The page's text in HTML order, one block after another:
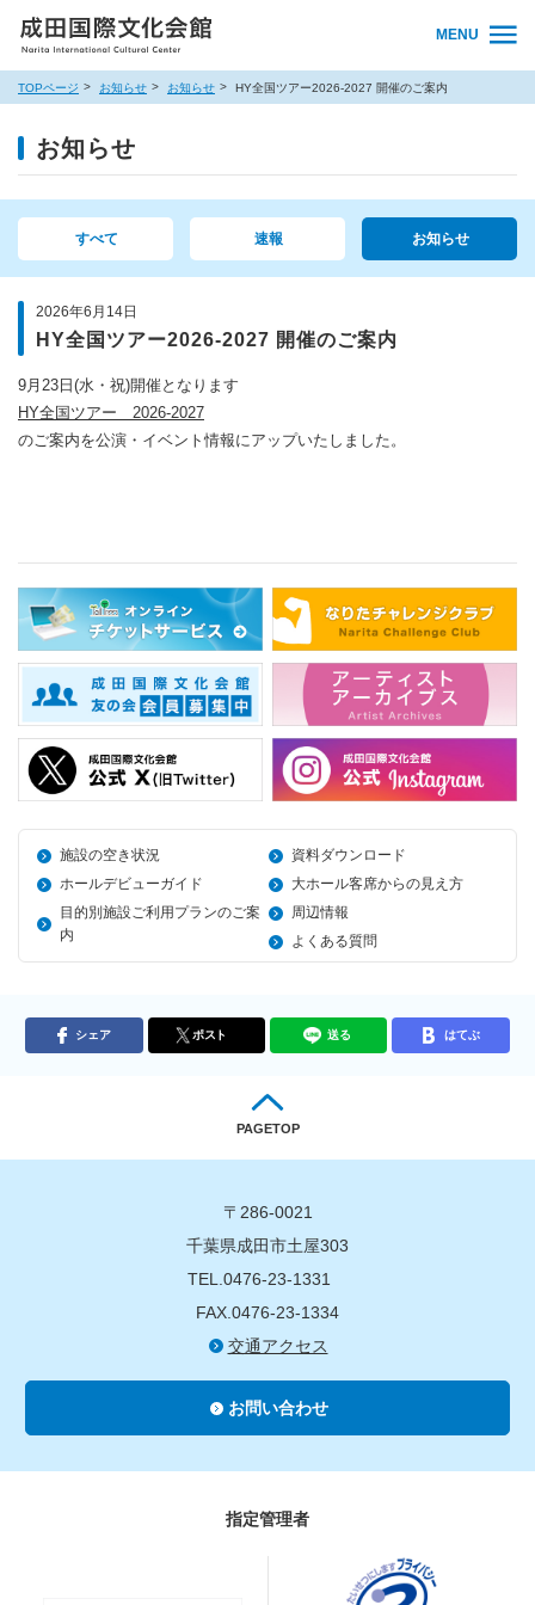
MENU
TOPページ お知らせ お知らせ HY全国ツアー2026-2027 開催のご案内
お知らせ
すべて 速報 お知らせ
2026年6月14日
HY全国ツアー2026-2027 開催のご案内
9月23日(水・祝)開催となります
HY全国ツアー 2026-2027
のご案内を公演・イベント情報にアップいたしました。
施設の空き状況
資料ダウンロード
ホールデビューガイド
大ホール客席からの見え方
目的別施設ご利用プランのご案
内
周辺情報
よくある質問
シェア ポスト 送る はてぶ
PAGETOP
〒286-0021
千葉県成田市土屋303
TEL.0476-23-1331
FAX.0476-23-1334
交通アクセス
お問い合わせ
指定管理者